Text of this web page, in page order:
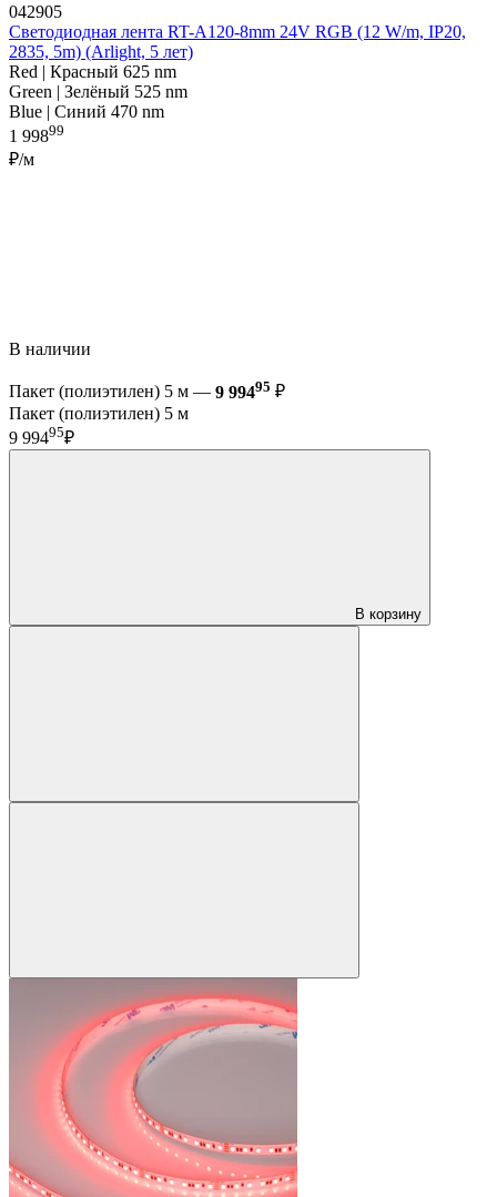
042905
Светодиодная лента RT-A120-8mm 24V RGB (12 W/m, IP20,
2835, 5m) (Arlight, 5 лет)
Red | Красный 625 nm
Green | Зелёный 525 nm
Blue | Синий 470 nm
1 99899
₽/м
В наличии
Пакет (полиэтилен) 5 м — 9 99495 ₽
Пакет (полиэтилен) 5 м
9 99495₽
В корзину